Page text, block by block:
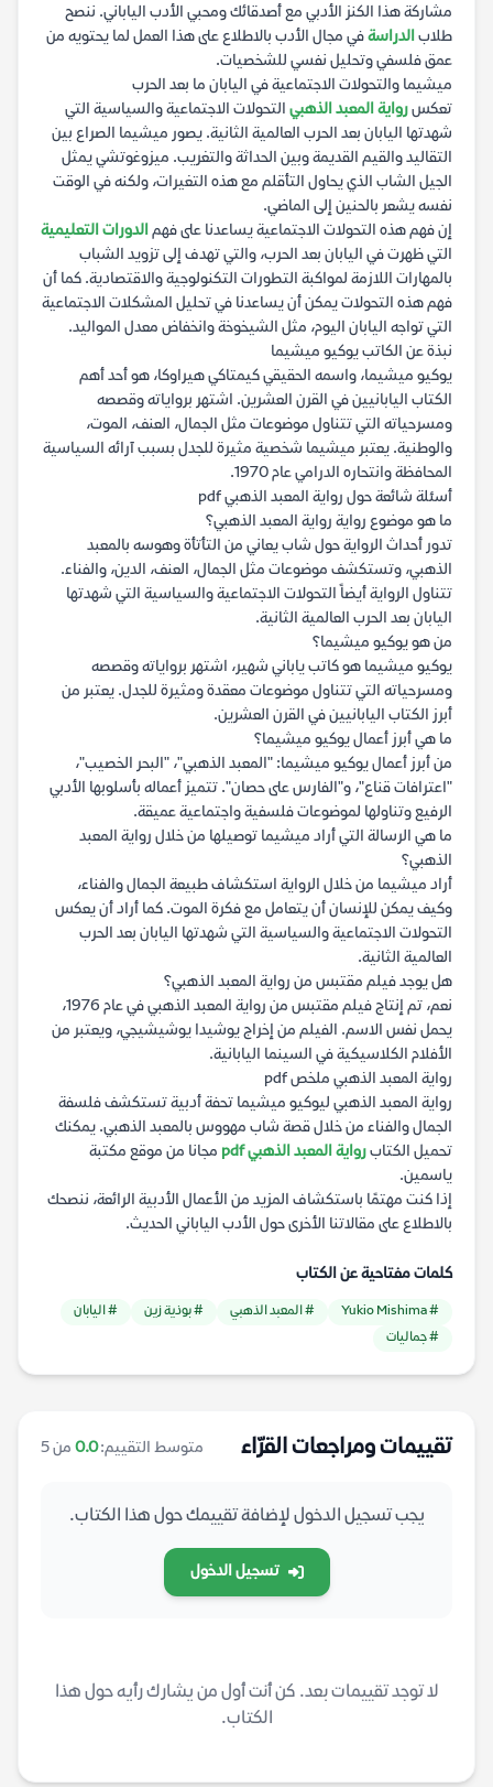
مشاركة هذا الكنز الأدبي مع أصدقائك ومحبي الأدب الياباني. ننصح
طلابالدراسةفي مجال الأدب بالاطلاع على هذا العمل لما يحتويه من
عمق فلسفي وتحليل نفسي للشخصيات.
ميشيما والتحولات الاجتماعية في اليابان ما بعد الحرب
تعكسرواية المعبد الذهبي التحولات الاجتماعية والسياسية التي
شهدتها اليابان بعد الحرب العالمية الثانية. يصور ميشيما الصراع بين
التقاليد والقيم القديمة وبين الحداثة والتغريب. ميزوغوتشي يمثل
الجيل الشاب الذي يحاول التأقلم مع هذه التغيرات، ولكنه في الوقت
نفسه يشعر بالحنين إلى الماضي.
إن فهم هذه التحولات الاجتماعية يساعدنا على فهمالدورات التعليمية
التي ظهرت في اليابان بعد الحرب، والتي تهدف إلى تزويد الشباب
بالمهارات اللازمة لمواكبة التطورات التكنولوجية والاقتصادية. كما أن
فهم هذه التحولات يمكن أن يساعدنا في تحليل المشكلات الاجتماعية
التي تواجه اليابان اليوم، مثل الشيخوخة وانخفاض معدل المواليد.
نبذة عن الكاتب يوكيو ميشيما
يوكيو ميشيما، واسمه الحقيقي كيمتاكي هيراوكا، هو أحد أهم
الكتاب اليابانيين في القرن العشرين. اشتهر برواياته وقصصه
ومسرحياته التي تتناول موضوعات مثل الجمال، العنف، الموت،
والوطنية. يعتبر ميشيما شخصية مثيرة للجدل بسبب آرائه السياسية
المحافظة وانتحاره الدرامي عام 1970.
أسئلة شائعة حول رواية المعبد الذهبي pdf
ما هو موضوع رواية رواية المعبد الذهبي؟
تدور أحداث الرواية حول شاب يعاني من التأتأة وهوسه بالمعبد
الذهبي، وتستكشف موضوعات مثل الجمال، العنف، الدين، والفناء.
تتناول الرواية أيضاً التحولات الاجتماعية والسياسية التي شهدتها
اليابان بعد الحرب العالمية الثانية.
من هو يوكيو ميشيما؟
يوكيو ميشيما هو كاتب ياباني شهير، اشتهر برواياته وقصصه
ومسرحياته التي تتناول موضوعات معقدة ومثيرة للجدل. يعتبر من
أبرز الكتاب اليابانيين في القرن العشرين.
ما هي أبرز أعمال يوكيو ميشيما؟
من أبرز أعمال يوكيو ميشيما: "المعبد الذهبي"، "البحر الخصيب"،
"اعترافات قناع"، و"الفارس على حصان". تتميز أعماله بأسلوبها الأدبي
الرفيع وتناولها لموضوعات فلسفية واجتماعية عميقة.
ما هي الرسالة التي أراد ميشيما توصيلها من خلال رواية المعبد
الذهبي؟
أراد ميشيما من خلال الرواية استكشاف طبيعة الجمال والفناء،
وكيف يمكن للإنسان أن يتعامل مع فكرة الموت. كما أراد أن يعكس
التحولات الاجتماعية والسياسية التي شهدتها اليابان بعد الحرب
العالمية الثانية.
هل يوجد فيلم مقتبس من رواية المعبد الذهبي؟
نعم، تم إنتاج فيلم مقتبس من رواية المعبد الذهبي في عام 1976،
يحمل نفس الاسم. الفيلم من إخراج يوشيدا يوشيشيجي، ويعتبر من
الأفلام الكلاسيكية في السينما اليابانية.
رواية المعبد الذهبي ملخص pdf
رواية المعبد الذهبي ليوكيو ميشيما تحفة أدبية تستكشف فلسفة
الجمال والفناء من خلال قصة شاب مهووس بالمعبد الذهبي. يمكنك
تحميل الكتابرواية المعبد الذهبي pdf
مجانا من موقع مكتبة
ياسمين.
إذا كنت مهتمًا باستكشاف المزيد من الأعمال الأدبية الرائعة، ننصحك
بالاطلاع على مقالاتنا الأخرى حول الأدب الياباني الحديث.
كلمات مفتاحية عن الكتاب
# Yukio Mishima # المعبد الذهبي # بوذية زين
# اليابان
# جماليات
تقييمات ومراجعات القرّاء متوسط التقييم:0.0 من 5
يجب تسجيل الدخول لإضافة تقييمك حول هذا الكتاب.
تسجيل الدخول
لا توجد تقييمات بعد. كن أنت أول من يشارك رأيه حول هذا
الكتاب.